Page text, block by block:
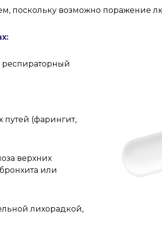
поскольку возможно поражение
респираторный
путей (фарингит,
верхних
или
лихорадкой,